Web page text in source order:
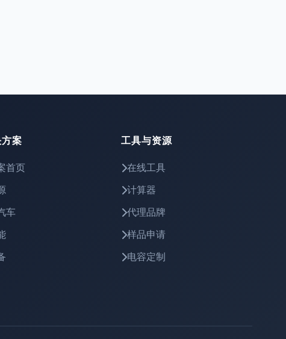
案
首页
车
工具与资源
在线工具
计算器
代理品牌
样品申请
电容定制